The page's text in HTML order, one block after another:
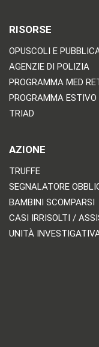
RISORSE
OPUSCOLI E
AGENZIE DI POLIZIA
PROGRAMMA MED
PROGRAMMA ESTIVO
TRIAD
AZIONE
TRUFFE
SEGNALATORE
BAMBINI SCOMPARSI
CASI IRRISOLTI /
UNITÀ